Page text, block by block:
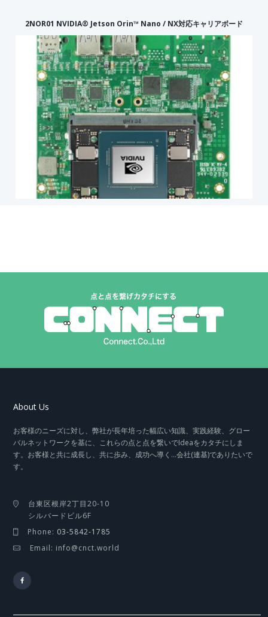
2NOR01 NVIDIA® Jetson Orin™ Nano / NX対応キャリアボード
About Us
お客様のニーズに対し、弊社が長年培った幅広い知識、実践経験、グロー
バルネットワークを基に、これらの点と点を繋いでIdeaをカタチにしま
す。お客様と共に成長し、共に歩み、成功へ導く…会社(連基)でありたいで
す。
台東区根岸2丁目20-10
シルバードビル6F
Phone: 03-5842-1785
Email: info@cnct.world